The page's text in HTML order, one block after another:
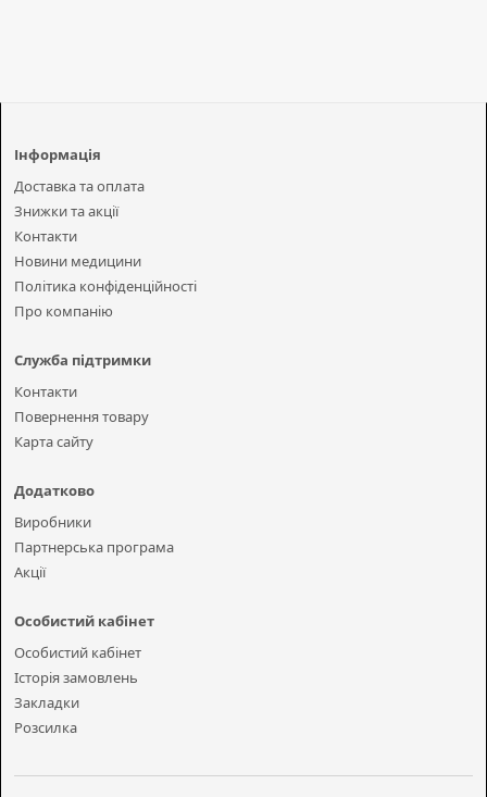
Інформація
Доставка та оплата
Знижки та акції
Контакти
Новини медицини
Політика конфіденційності
Про компанію
Служба підтримки
Контакти
Повернення товару
Карта сайту
Додатково
Виробники
Партнерська програма
Акції
Особистий кабінет
Особистий кабінет
Історія замовлень
Закладки
Розсилка